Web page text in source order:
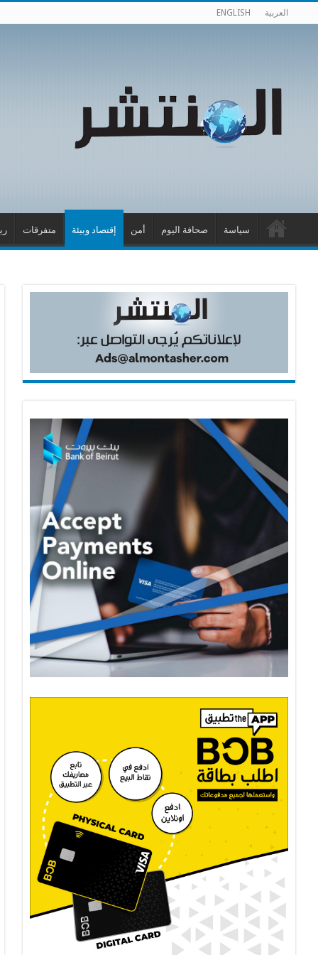
العربية ENGLISH
سياسة صحافة اليوم أمن إقتصاد وبيئة متفرقات